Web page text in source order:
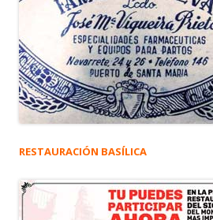
RESTAURACIÓN BASÍLICA